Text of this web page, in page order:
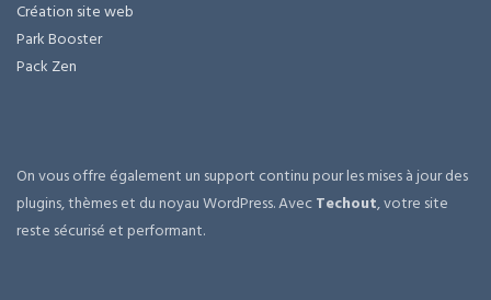
Création site web
Park Booster
Pack Zen
On vous offre également un support continu pour les mises à jour des
plugins, thèmes et du noyau WordPress. AvecTechout, votre site
reste sécurisé et performant.